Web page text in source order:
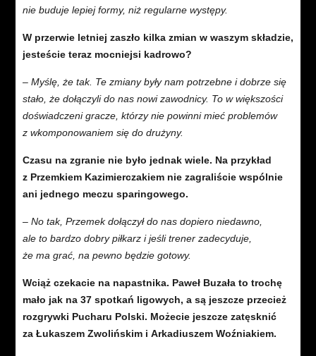
nie buduje lepiej formy, niż regularne występy.
W przerwie letniej zaszło kilka zmian w waszym składzie,
jesteście teraz mocniejsi kadrowo?
– Myślę, że tak. Te zmiany były nam potrzebne i dobrze się
stało, że dołączyli do nas nowi zawodnicy. To w większości
doświadczeni gracze, którzy nie powinni mieć problemów
z wkomponowaniem się do drużyny.
Czasu na zgranie nie było jednak wiele. Na przykład
z Przemkiem Kazimierczakiem nie zagraliście wspólnie
ani jednego meczu sparingowego.
– No tak, Przemek dołączył do nas dopiero niedawno,
ale to bardzo dobry piłkarz i jeśli trener zadecyduje,
że ma grać, na pewno będzie gotowy.
Wciąż czekacie na napastnika. Paweł Buzała to trochę
mało jak na 37 spotkań ligowych, a są jeszcze przecież
rozgrywki Pucharu Polski. Możecie jeszcze zatęsknić
za Łukaszem Zwolińskim i Arkadiuszem Woźniakiem.